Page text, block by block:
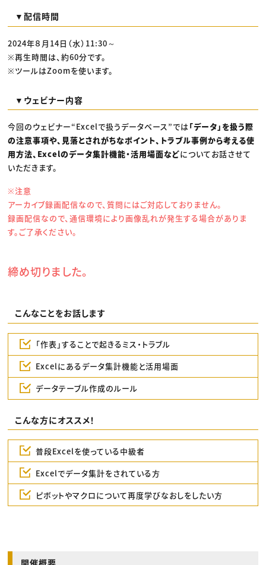
▼配信時間
2024年８月14日（水）11:30～
※再生時間は、約60分です。
※ツールはZoomを使います。
▼ウェビナー内容
今回のウェビナー“Excelで扱うデータベース”では「データ」を扱う際
の注意事項や、見落とされがちなポイント、トラブル事例から考える使
用方法、Excelのデータ集計機能・活用場面などについてお話させて
いただきます。
※注意
アーカイブ録画配信なので、質問にはご対応しておりません。
録画配信なので、通信環境により画像乱れが発生する場合がありま
す。ご了承ください。
締め切りました。
こんなことをお話します
「作表」することで起きるミス・トラブル
Excelにあるデータ集計機能と活用場面
データテーブル作成のルール
こんな方にオススメ！
普段Excelを使っている中級者
Excelでデータ集計をされている方
ピボットやマクロについて再度学びなおしをしたい方